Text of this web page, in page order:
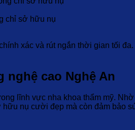
chỉ sở hữu nụ
xác và rút ngắn thời gian tối
cao Nghệ An
lĩnh vực nha khoa thẩm mỹ.
nụ cười đẹp mà còn đảm bảo